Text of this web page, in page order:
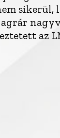
sikerül,
agrár
az